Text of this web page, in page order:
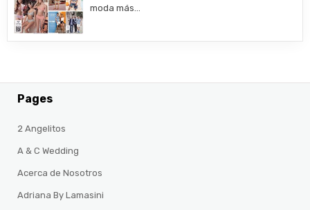
moda más…
Pages
2 Angelitos
A & C Wedding
Acerca de Nosotros
Adriana By Lamasini